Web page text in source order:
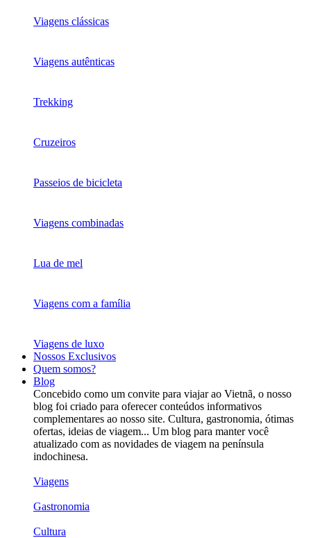
Viagens clássicas
Viagens autênticas
Trekking
Cruzeiros
Passeios de bicicleta
Viagens combinadas
Lua de mel
Viagens com a família
Viagens de luxo
Nossos Exclusivos
Quem somos?
Blog
Concebido como um convite para viajar ao Vietnã, o nosso
blog foi criado para oferecer conteúdos informativos
complementares ao nosso site. Cultura, gastronomia, ótimas
ofertas, ideias de viagem... Um blog para manter você
atualizado com as novidades de viagem na península
indochinesa.
Viagens
Gastronomia
Cultura